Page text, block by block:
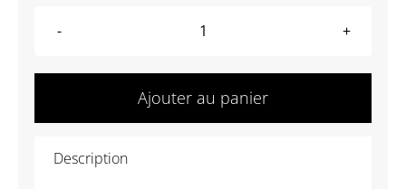
quantité
Thierry
Ajouter au panier
Description